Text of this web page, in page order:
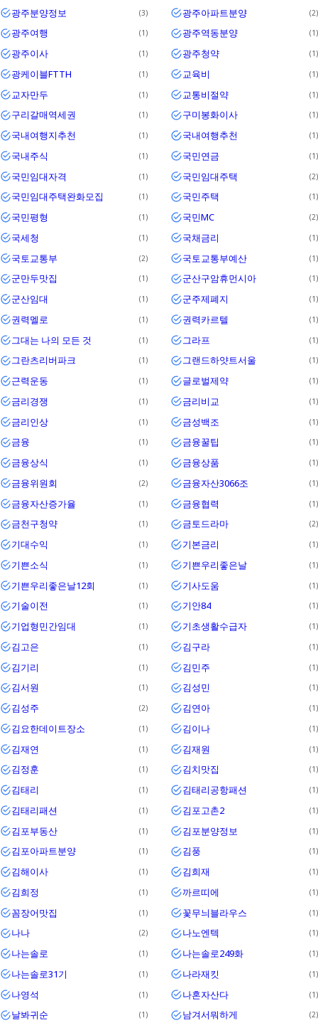
광주분양정보 3 광주아파트분양 2
광주여행 1 광주역동분양 1
광주이사 1 광주청약 1
광케이블FTTH 1 교육비 1
교자만두 1 교통비절약 1
구리갈매역세권 1 구미봉화이사 1
국내여행지추천 1 국내여행추천 1
국내주식 1 국민연금 1
국민임대자격 1 국민임대주택 2
국민임대주택완화모집 1 국민주택 1
국민평형 1 국민MC 2
국세청 1 국채금리 1
국토교통부 2 국토교통부예산 1
군만두맛집 1 군산구암휴먼시아 1
군산임대 1 군주제폐지 1
권력멜로 1 권력카르텔 1
그대는 나의 모든 것 1 그라프 1
그란츠리버파크 1 그랜드하얏트서울 1
근력운동 1 글로벌제약 1
금리경쟁 1 금리비교 1
금리인상 1 금성백조 1
금융 1 금융꿀팁 1
금융상식 1 금융상품 1
금융위원회 2 금융자산3066조 1
금융자산증가율 1 금융협력 1
금천구청약 1 금토드라마 2
기대수익 1 기본금리 1
기쁜소식 1 기쁜우리좋은날 1
기쁜우리좋은날12회 1 기사도움 1
기술이전 1 기안84 1
기업형민간임대 1 기초생활수급자 1
김고은 1 김구라 1
김기리 1 김민주 1
김서원 1 김성민 1
김성주 2 김연아 1
김요한데이트장소 1 김이나 1
김재연 1 김재원 1
김정훈 1 김치맛집 1
김태리 1 김태리공항패션 1
김태리패션 1 김포고촌2 1
김포부동산 1 김포분양정보 1
김포아파트분양 1 김풍 1
김해이사 1 김희재 1
김희정 1 까르띠에 1
꼼장어맛집 1 꽃무늬블라우스 1
나나 2 나노엔텍 1
나는솔로 1 나는솔로249화 1
나는솔로31기 1 나라재킷 1
나영석 1 나혼자산다 1
날봐귀순 1 남겨서뭐하게 2